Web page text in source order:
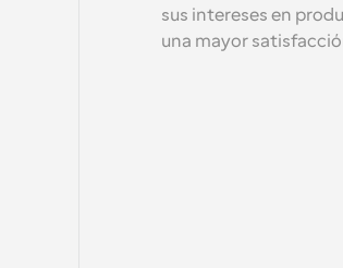
sus intereses en
una mayor